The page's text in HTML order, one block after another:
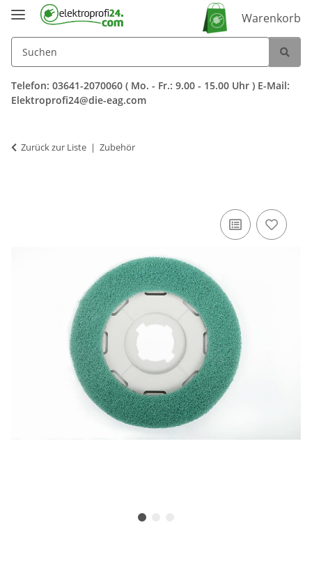
Warenkorb
Telefon: 03641-2070060 ( Mo. - Fr.: 9.00 - 15.00 Uhr ) E-Mail:
Elektroprofi24@die-eag.com
Zurück zur Liste Zubehör